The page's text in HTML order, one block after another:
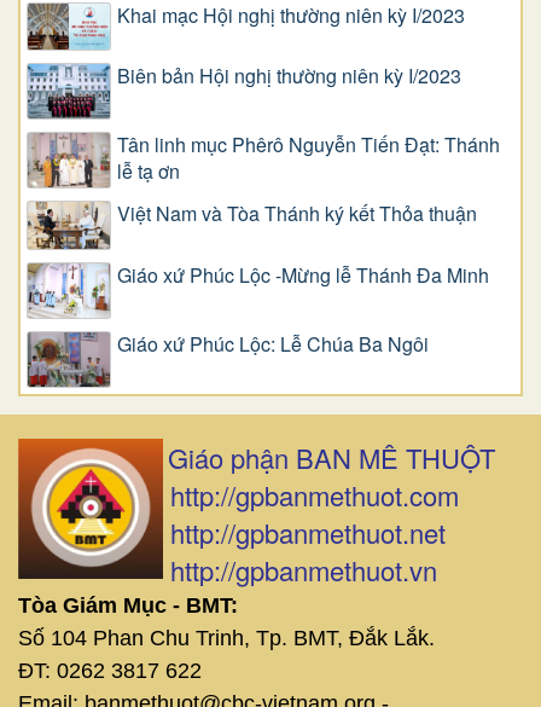
Khai mạc Hội nghị thường niên kỳ I/2023
Biên bản Hội nghị thường niên kỳ I/2023
Tân linh mục Phêrô Nguyễn Tiến Đạt: Thánh
lễ tạ ơn
Việt Nam và Tòa Thánh ký kết Thỏa thuận
Giáo xứ Phúc Lộc -Mừng lễ Thánh Đa Minh
Giáo xứ Phúc Lộc: Lễ Chúa Ba Ngôi
Giáo phận BAN MÊ THUỘT
http://gpbanmethuot.com
http://gpbanmethuot.net
http://gpbanmethuot.vn
Tòa Giám Mục - BMT:
Số 104 Phan Chu Trinh, Tp. BMT, Đắk Lắk.
ĐT: 0262 3817 622